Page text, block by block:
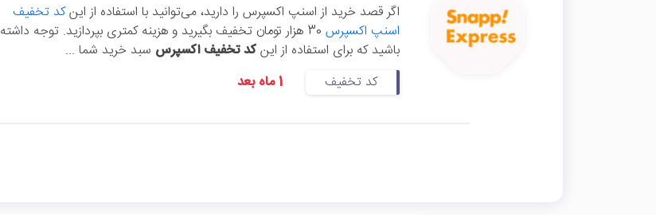
اگر قصد خرید از اسنپ اکسپرس را دارید، می‌توانید با استفاده از اینکد تخفیف
اسنپ اکسپرس
30 هزار تومان تخفیف بگیرید و هزینه کمتری بپردازید. توجه داشته
باشید که برای استفاده از اینکد تخفیف اکسپرس سبد خرید شما ...
کد تخفیف
1 ماه بعد